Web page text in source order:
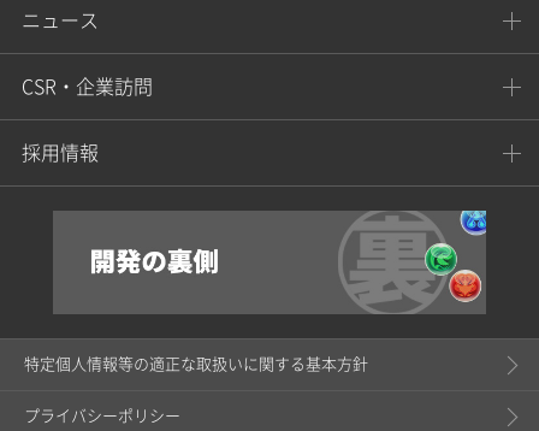
ニュース
CSR・企業訪問
採用情報
特定個人情報等の適正な取扱いに関する基本方針
プライバシーポリシー